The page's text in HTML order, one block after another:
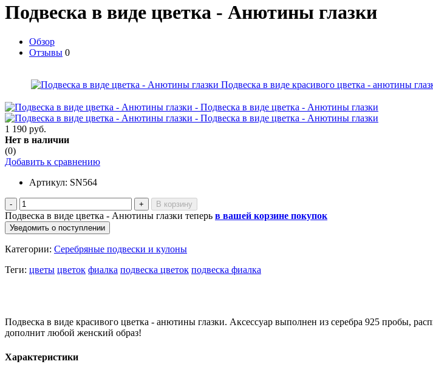
Подвеска в виде цветка - Анютины глазки
Обзор
Отзывы 0
1 190 руб.
Нет в наличии
(0)
Добавить к сравнению
Артикул: SN564
- +
Подвеска в виде цветка - Анютины глазки теперь в вашей корзине покупок
Уведомить о поступлении
Категории: Серебряные подвески и кулоны
Теги: цветы цветок фиалка подвеска цветок подвеска фиалка
Подвеска в виде красивого цветка - анютины глазки. Аксессуар выполнен из серебра 925 пробы,
дополнит любой женский образ!
Характеристики